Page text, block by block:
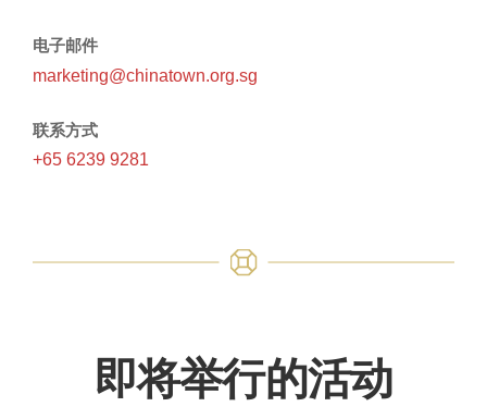
电子邮件
marketing@chinatown.org.sg
联系方式
+65 6239 9281
即将举行的活动